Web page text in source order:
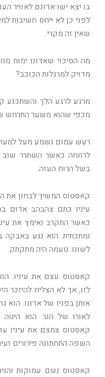
בו יצא ישו אדונם לאוויר
לפני כן לא ייחס חשיבות
שאין זה מקרי.
מה הסיכוי שאדונו ימות
מדויק למרגלות הכוכב?
מרגע לרגע הלך והשתכנע
מכפי שהוא משער התרחש
רעש עמום נשמע מעל
לרווחה כאשר השתרר
בשל הרוח העזה.
קאסטוס המשיך לבחון את
עיניו כתם צהבהב אדום
כאשר התקרב ואימץ את
ומתכתית. הוא נגע באבקה
לשונו. טעמה היה מתקתק.
קאסטוס עצם את עיניו.
לזו, אך לא הצליח להיזכר
אותן בפניו של אדונו. הוא
לאורו של הנר. הוא
קאסטוס צמצם את עיניו
השפה התחתונה פירורים
קאסטוס נשם עמוקות